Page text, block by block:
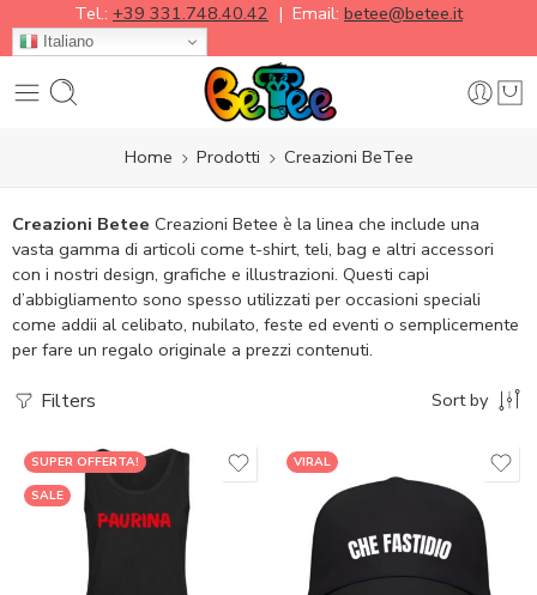
Tel.: +39 331.748.40.42 | Email: betee@betee.it
Italiano
Home Prodotti Creazioni BeTee
Creazioni Betee Creazioni Betee è la linea che include una
vasta gamma di articoli come t-shirt, teli, bag e altri accessori
con i nostri design, grafiche e illustrazioni. Questi capi
d’abbigliamento sono spesso utilizzati per occasioni speciali
come addii al celibato, nubilato, feste ed eventi o semplicemente
per fare un regalo originale a prezzi contenuti.
Filters Sort by
SUPER OFFERTA!
SALE
VIRAL